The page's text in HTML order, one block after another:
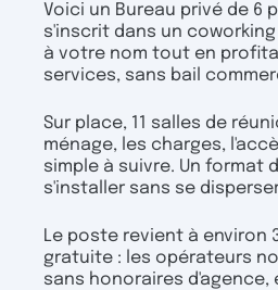
Voici un Bureau privé de 6
s'inscrit dans un
à votre nom tout en
services, sans bail
Sur place, 11 salles de
ménage, les charges,
simple à suivre. Un format
s'installer sans se
Le poste revient à environ
gratuite : les opérateurs
sans honoraires